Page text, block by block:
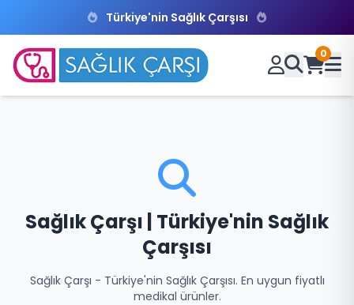
Türkiye'nin Sağlık Çarşısı
0
Sağlık Çarşı | Türkiye'nin Sağlık
Çarşısı
Sağlık Çarşı - Türkiye'nin Sağlık Çarşısı. En uygun fiyatlı
medikal ürünler.